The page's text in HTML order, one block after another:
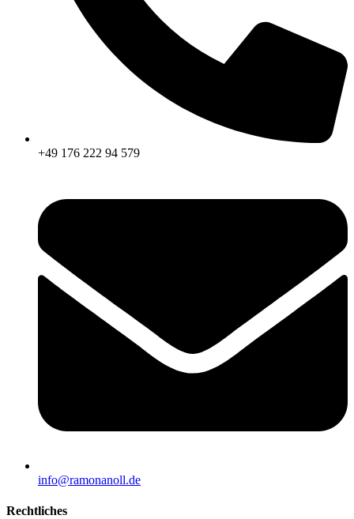
+49 176 222 94 579
info@ramonanoll.de
Rechtliches